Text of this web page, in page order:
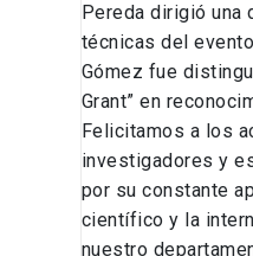
Pereda dirigió una
técnicas del
Gómez fue
Grant” en
Felicitamos a los
investigadores y
por su constante
científico y la
nuestro